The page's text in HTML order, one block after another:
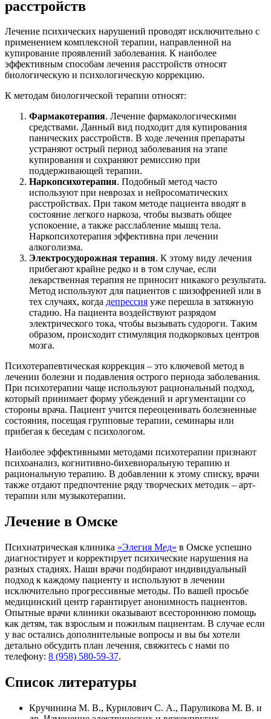
расстройств
Лечение психических нарушений проводят исключительно с
применением комплексной терапии, направленной на
купирование проявлений заболевания. К наиболее
эффективным способам лечения расстройств относят
биологическую и психологическую коррекцию.
К методам биологической терапии относят:
Фармакотерапия. Лечение фармакологическими
средствами. Данный вид подходит для купирования
панических расстройств. В ходе лечения препараты
устраняют острый период заболевания на этапе
купирования и сохраняют ремиссию при
поддерживающей терапии.
Наркопсихотерапия. Подобный метод часто
используют при неврозах и нейросоматических
расстройствах. При таком методе пациента вводят в
состояние легкого наркоза, чтобы вызвать общее
успокоение, а также расслабление мышц тела.
Наркопсихотерапия эффективна при лечении
алкоголизма.
Электросудорожная терапия. К этому виду лечения
прибегают крайне редко и в том случае, если
лекарственная терапия не приносит никакого результата.
Метод используют для пациентов с шизофренией или в
тех случаях, когда депрессия уже перешла в затяжную
стадию. На пациента воздействуют разрядом
электрического тока, чтобы вызывать судороги. Таким
образом, происходит стимуляция подкорковых центров
мозга.
Психотерапевтическая коррекция – это ключевой метод в
лечении болезни и подавления острого периода заболевания.
При психотерапии чаще используют рациональный подход,
который принимает форму убеждений и аргументации со
стороны врача. Пациент учится переоценивать болезненные
состояния, посещая групповые терапии, семинары или
прибегая к беседам с психологом.
Наиболее эффективными методами психотерапии признают
психоанализ, когнитивно-бихевиоральную терапию и
рациональную терапию. В добавлении к этому списку, врачи
также отдают предпочтение ряду творческих методик – арт-
терапии или музыкотерапии.
Лечение в Омске
Психиатрическая клиника «Элегия Мед» в Омске успешно
диагностирует и корректирует психические нарушения на
разных стадиях. Наши врачи подбирают индивидуальный
подход к каждому пациенту и используют в лечении
исключительно прогрессивные методы. По вашей просьбе
медицинский центр гарантирует анонимность пациентов.
Опытные врачи клиники оказывают всестороннюю помощь
как детям, так взрослым и пожилым пациентам. В случае если
у вас остались дополнительные вопросы и вы бы хотели
детально обсудить план лечения, свяжитесь с нами по
телефону: 8 (958) 580-59-37.
Список литературы
Кручинина М. В., Курилович С. А., Паруликова М. В. и